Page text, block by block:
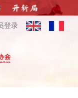
登录